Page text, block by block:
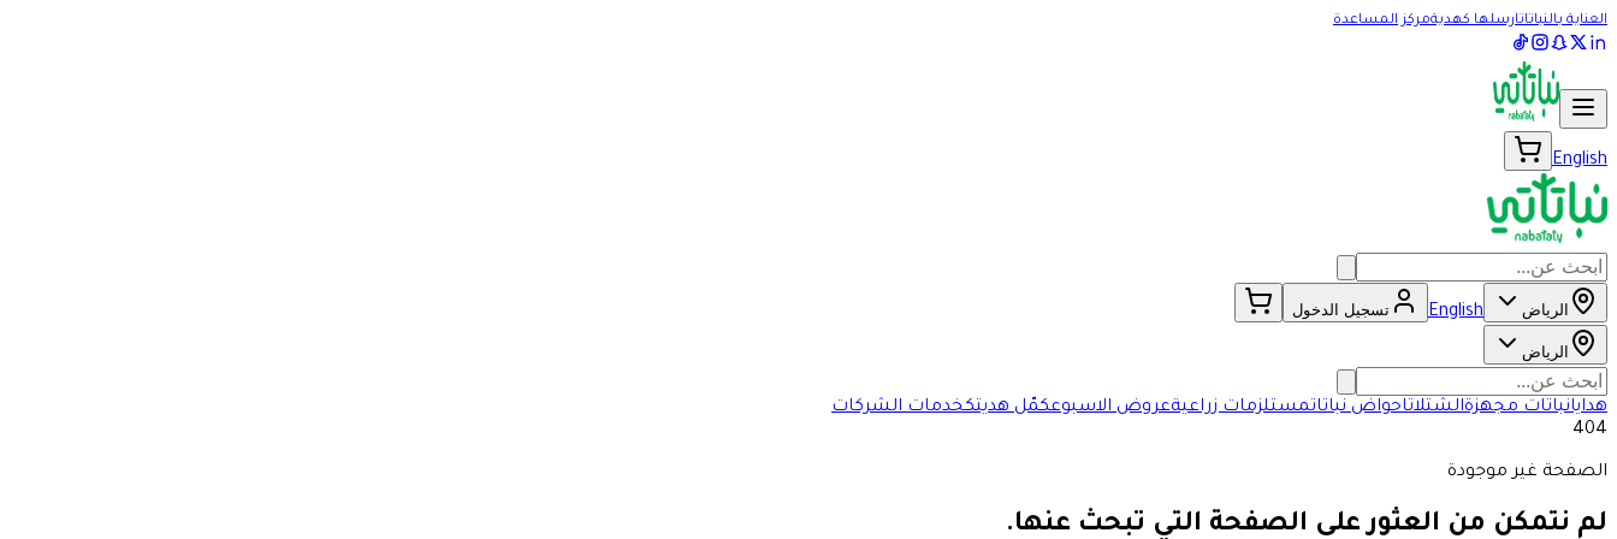
العناية بالنباتاتارسلها كهديةمركز المساعدة
English
الرياض English تسجيل الدخول
الرياض
هدايانباتات مجهزةالشتلاتاحواض نباتاتمستلزمات زراعيةعروض الاسبوعكمّل هديتكخدمات الشركات
404
الصفحة غير موجودة
لم نتمكن من العثور على الصفحة التي تبحث عنها.